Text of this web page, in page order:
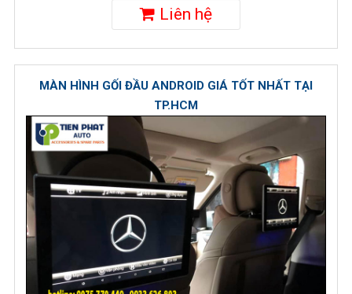
Liên hệ
MÀN HÌNH GỐI ĐẦU ANDROID GIÁ TỐT NHẤT TẠI
TP.HCM